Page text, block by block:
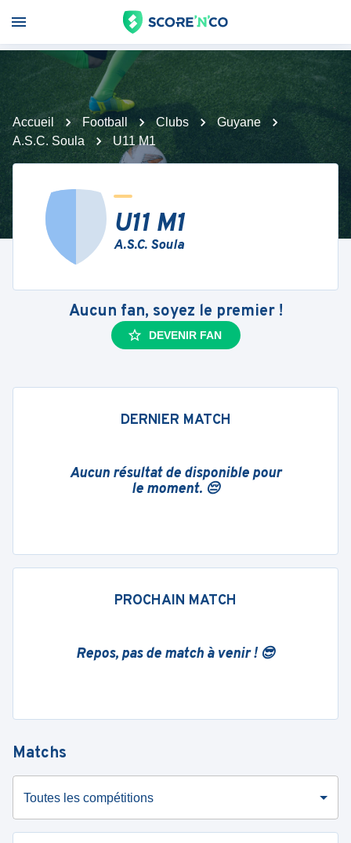
Accueil Football Clubs
Guyane
A.S.C. Soula
U11 M1
U11 M1
A.S.C. Soula
Aucun fan, soyez le premier !
DEVENIR FAN
DERNIER MATCH
Aucun résultat de disponible pour
le moment. 😔
PROCHAIN MATCH
Repos, pas de match à venir ! 😎
Matchs
Toutes les compétitions